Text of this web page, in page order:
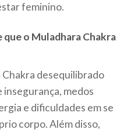
feminino.
que o Muladhara Chakra
Chakra desequilibrado
medos
e dificuldades em se
corpo. Além disso,